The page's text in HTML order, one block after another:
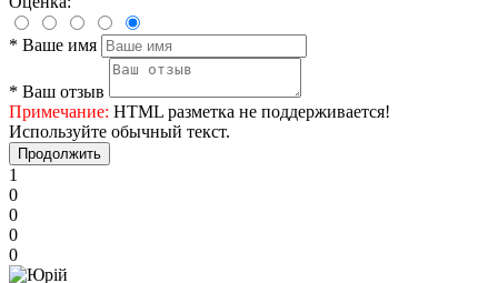
* Ваше имя
* Ваш отзыв
Примечание: HTML разметка не поддерживается!
Используйте обычный текст.
Продолжить
1
0
0
0
0